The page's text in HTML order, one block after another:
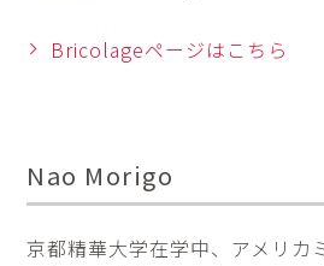
Bricolageページはこちら
Nao Morigo
京都精華大学在学中、アメリカ